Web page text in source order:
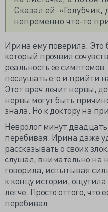
Сказал ей: «Голубчик,
непременно что-то
Ирина ему поверила. Это
который проявил
реальность ее
послушать его и прийти
Этот врач лечит нервы,
нервы могут быть
знала. Но к доктору на
Невролог минут
перебивая. Ирина даже
рассказывать о своих
слушал, внимательно на
говорила, испытывая
к концу истории, ощутила
легче. Просто оттого, что
перебивал.